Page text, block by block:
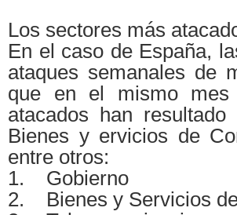
Los sectores más
En el caso de España,
ataques semanales de
que en el mismo
atacados han
Bienes y ervicios de
entre otros:
1. Gobierno
2. Bienes y Servicios